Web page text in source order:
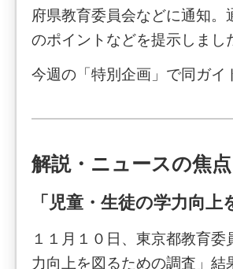
府県教育委員会などに通知
のポイントなどを提示しまし
今週の「特別企画」で同ガ
解説・ニュースの焦点
「児童・生徒の学力向
１１月１０日、東京都教育
力向上を図るための調査」